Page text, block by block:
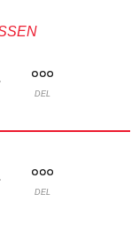
DEL
DEL